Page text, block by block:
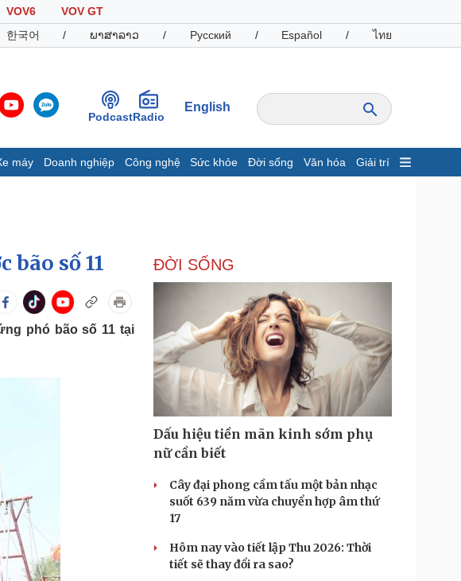
VOV6
VOV GT
한국어 / ພາສາລາວ / Русский / Español / ไทย
PodcastRadio
English
máy Doanh nghiệp Công nghệ Sức khỏe Đời sống Văn hóa Giải trí
Giá cà phê
Doanh nghiệp
Thông tin doanh nghiệp
Doanh nghiệp 24h
Doanh nhân
Vì cộng đồng
Công nghệ
Sành điệu
Tin Công nghệ
Trải nghiệm
Chuyển đổi số
Podcast
Đọc truyện đêm khuya
Cửa sổ tình yêu
bão số 11
phó bão số 11 tại
ĐỜI SỐNG
Dấu hiệu tiền mãn kinh sớm phụ
nữ cần biết
Cây đại phong cầm tấu một bản nhạc
suốt 639 năm vừa chuyển hợp âm thứ
17
Hôm nay vào tiết lập Thu 2026: Thời
tiết sẽ thay đổi ra sao?